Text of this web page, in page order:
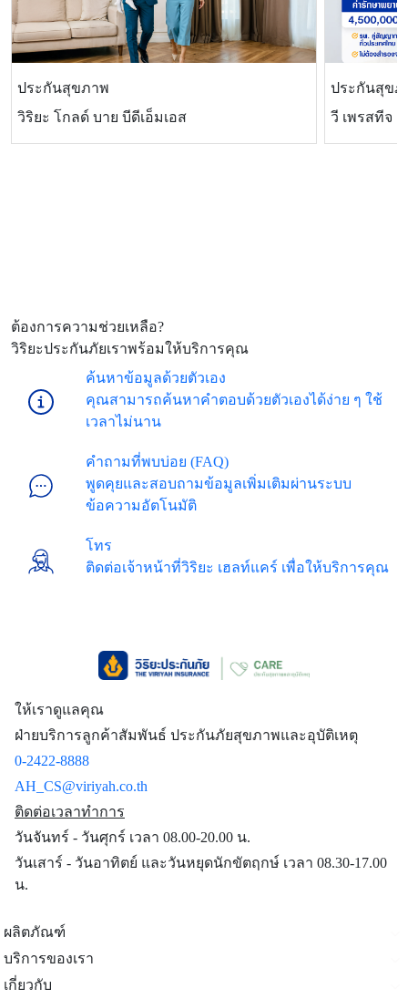
ประกันสุขภาพ
วิริยะ โกลด์ บาย บีดีเอ็มเอส
ประกันสุขภ
วี เพรสทีจ
ต้องการความช่วยเหลือ?
วิริยะประกันภัยเราพร้อมให้บริการคุณ
ค้นหาข้อมูลด้วยตัวเอง
คุณสามารถค้นหาคำตอบด้วยตัวเองได้ง่าย ๆ ใช้
เวลาไม่นาน
คำถามที่พบบ่อย (FAQ)
พูดคุยและสอบถามข้อมูลเพิ่มเติมผ่านระบบ
ข้อความอัตโนมัติ
โทร
ติดต่อเจ้าหน้าที่วิริยะ เฮลท์แคร์ เพื่อให้บริการคุณ
ให้เราดูแลคุณ
ฝ่ายบริการลูกค้าสัมพันธ์ ประกันภัยสุขภาพและอุบัติเหตุ
0-2422-8888
AH_CS@viriyah.co.th
ติดต่อเวลาทำการ
วันจันทร์ - วันศุกร์ เวลา 08.00-20.00 น.
วันเสาร์ - วันอาทิตย์ และวันหยุดนักขัตฤกษ์ เวลา 08.30-17.00
น.
ผลิตภัณฑ์
บริการของเรา
เกี่ยวกับ